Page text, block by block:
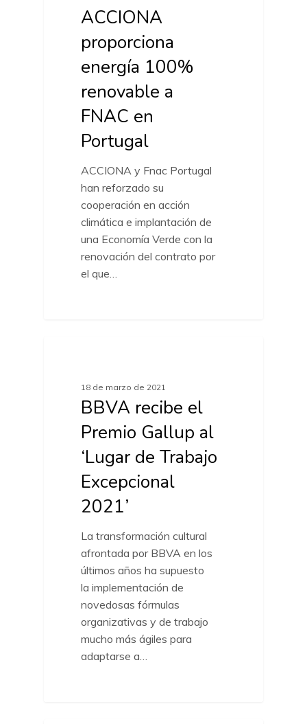
ACCIONA
proporciona
energía 100%
renovable a
FNAC en
Portugal
ACCIONA y Fnac Portugal
han reforzado su
cooperación en acción
climática e implantación de
una Economía Verde con la
renovación del contrato por
el que…
18 de marzo de 2021
BBVA recibe el
Premio Gallup al
‘Lugar de Trabajo
Excepcional
2021’
La transformación cultural
afrontada por BBVA en los
últimos años ha supuesto
la implementación de
novedosas fórmulas
organizativas y de trabajo
mucho más ágiles para
adaptarse a…